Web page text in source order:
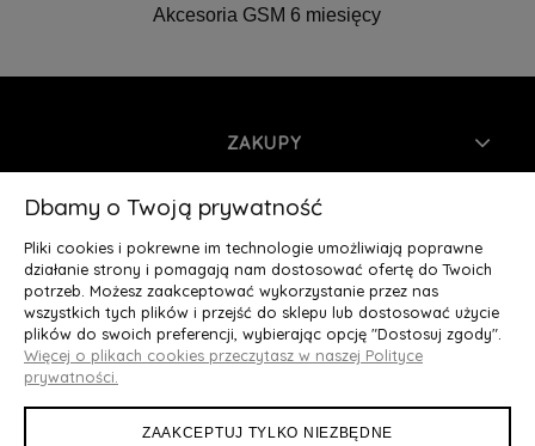
Akcesoria GSM 6 miesięcy
ZAKUPY
INFORMACJE
MOJE KONTO
O NAS
Deluxury.pl
Dbamy o Twoją prywatność
Pliki cookies i pokrewne im technologie umożliwiają poprawne
działanie strony i pomagają nam dostosować ofertę do Twoich
potrzeb. Możesz zaakceptować wykorzystanie przez nas
wszystkich tych plików i przejść do sklepu lub dostosować użycie
plików do swoich preferencji, wybierając opcję "Dostosuj zgody".
Więcej o plikach cookies przeczytasz w naszej Polityce
prywatności.
ZAAKCEPTUJ TYLKO NIEZBĘDNE